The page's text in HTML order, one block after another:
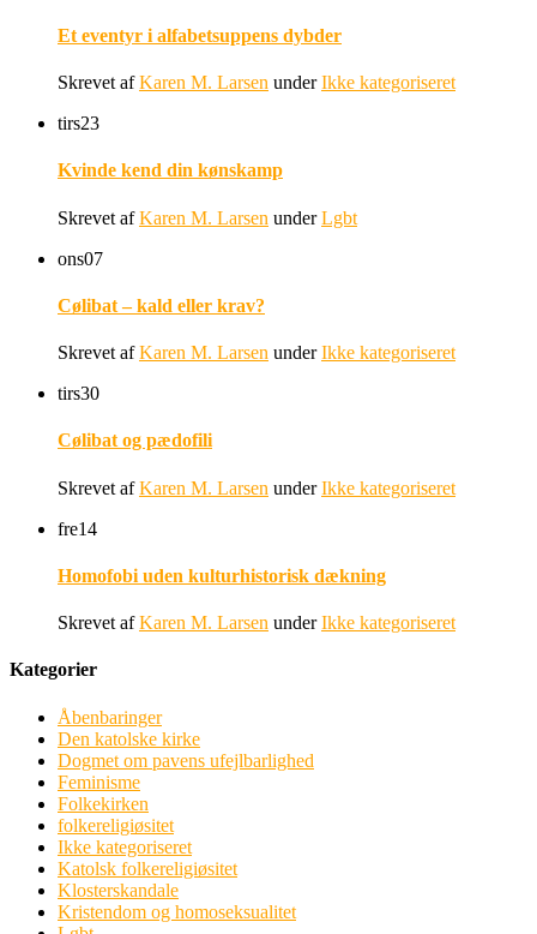
Et eventyr i alfabetsuppens dybder
Skrevet afKaren M. Larsen underIkke kategoriseret
tirs23
Kvinde kend din kønskamp
Skrevet afKaren M. Larsen underLgbt
ons07
Cølibat – kald eller krav?
Skrevet afKaren M. Larsen underIkke kategoriseret
tirs30
Cølibat og pædofili
Skrevet afKaren M. Larsen underIkke kategoriseret
fre14
Homofobi uden kulturhistorisk dækning
Skrevet afKaren M. Larsen underIkke kategoriseret
Kategorier
Åbenbaringer
Den katolske kirke
Dogmet om pavens ufejlbarlighed
Feminisme
Folkekirken
folkereligiøsitet
Ikke kategoriseret
Katolsk folkereligiøsitet
Klosterskandale
Kristendom og homoseksualitet